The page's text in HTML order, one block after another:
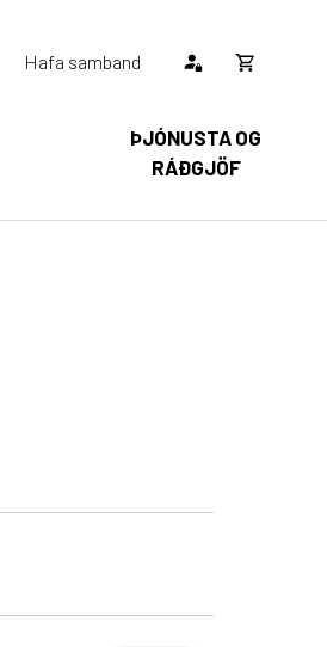
ÞJÓNUSTA OG
RÁÐGJÖF
Hafa samband
Opna
körfu